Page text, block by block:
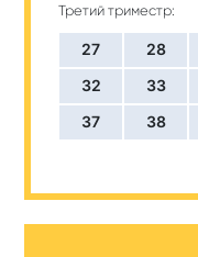
Третий триместр:
27 28
32
33
37
38